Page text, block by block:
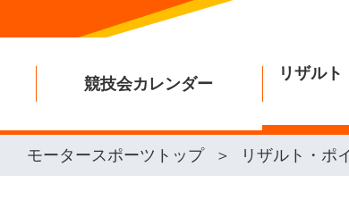
競技会カレンダー
リザル
モータースポーツトップ リザルト・ポ